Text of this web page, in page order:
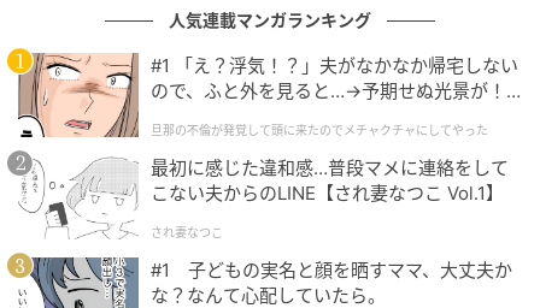
使ってみた正直な感想は、「なぜもっと早く出会わな
かったのか」と思うほど大満足なものでした。どんな
ところが良かったのか、まとめると……
【POINT①】「シャンプーってこんなに泡立つの!?」
と驚き！
今までのシャンプーの工程というと、髪の毛をくしで
とかして汚れを落とし、さらにお湯で余洗いをしっか
りしたあと、シャンプーを泡立てて頭皮を洗うという
人気連載マンガランキング
#1 「え？浮気！？」夫がなかなか帰宅しない
ので、ふと外を見ると…→予期せぬ光景が！
クチャにしてやった
旦那の不倫が発覚して頭に来たのでメチャクチャにしてやった
最初に感じた違和感…普段マメに連絡をして
こない夫からのLINE【され妻なつこ Vol.1】
され妻なつこ
#1 子どもの実名と顔を晒すママ、大丈夫か
な？なんて心配していたら。